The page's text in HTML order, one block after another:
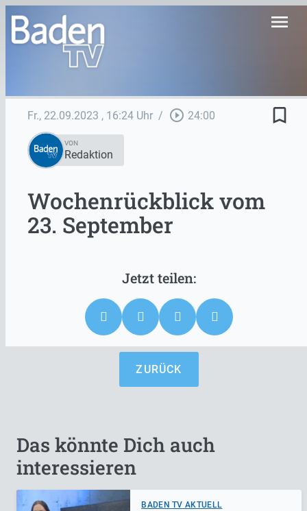
menu
Fr., 22.09.2023 , 16:24 Uhr / play_circle_outline 24:00 bookmark_border
VON
Redaktion
Wochenrückblick vom
23. September
ZURÜCK
Das könnte Dich auch
interessieren
BADEN TV AKTUELL